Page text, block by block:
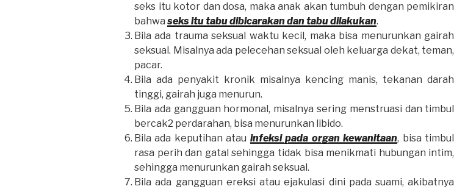
seks itu kotor dan dosa, maka anak akan tumbuh dengan pemikiran
bahwa seks itu tabu dibicarakan dan tabu dilakukan.
Bila ada trauma seksual waktu kecil, maka bisa menurunkan gairah
seksual. Misalnya ada pelecehan seksual oleh keluarga dekat, teman,
pacar.
Bila ada penyakit kronik misalnya kencing manis, tekanan darah
tinggi, gairah juga menurun.
Bila ada gangguan hormonal, misalnya sering menstruasi dan timbul
bercak2 perdarahan, bisa menurunkan libido.
Bila ada keputihan atau infeksi pada organ kewanitaan, bisa timbul
rasa perih dan gatal sehingga tidak bisa menikmati hubungan intim,
sehingga menurunkan gairah seksual.
Bila ada gangguan ereksi atau ejakulasi dini pada suami, akibatnya